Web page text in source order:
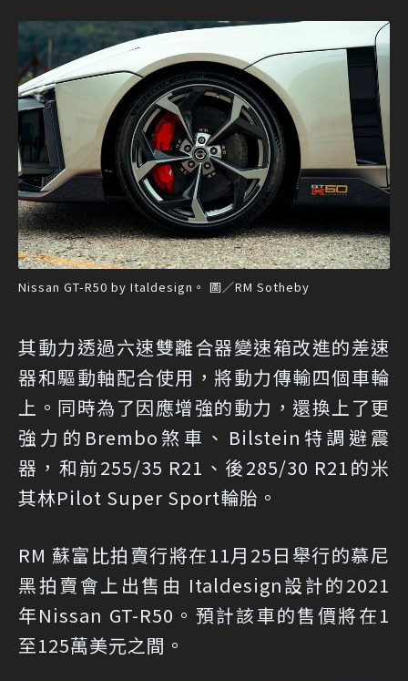
Nissan GT-R50 by Italdesign。 圖／RM Sotheby
其動力透過六速雙離合器變速箱改進的差速
器和驅動軸配合使用，將動力傳輸四個車輪
上。同時為了因應增強的動力，還換上了更
強力的Brembo煞車、Bilstein特調避震
器，和前255/35 R21、後285/30 R21的米
其林Pilot Super Sport輪胎。
RM 蘇富比拍賣行將在11月25日舉行的慕尼
黑拍賣會上出售由 Italdesign設計的2021
年Nissan GT-R50。預計該車的售價將在1
至125萬美元之間。